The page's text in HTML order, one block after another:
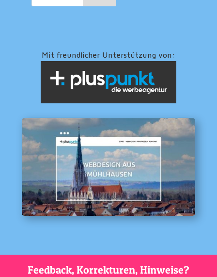
Mit freundlicher Unterstützung von:
Feedback, Korrekturen, Hinweise?